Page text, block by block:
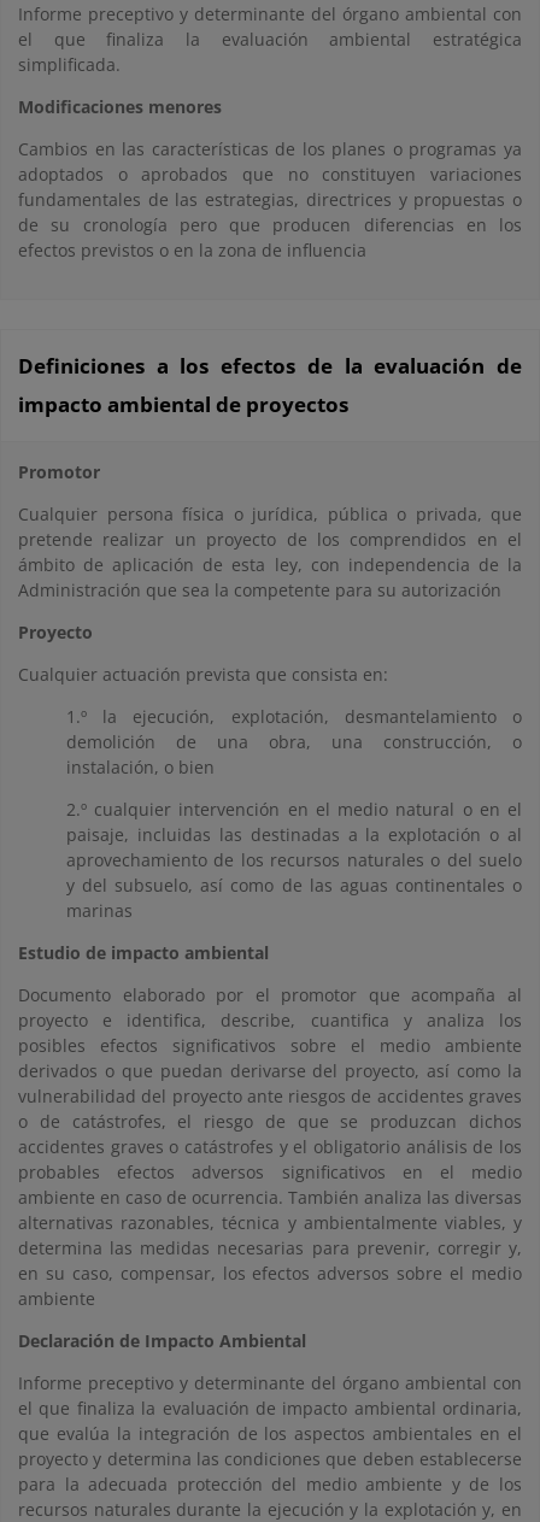
Informe preceptivo y determinante del órgano ambiental con
el que finaliza la evaluación ambiental estratégica
simplificada.
Modificaciones menores
Cambios en las características de los planes o programas ya
adoptados o aprobados que no constituyen variaciones
fundamentales de las estrategias, directrices y propuestas o
de su cronología pero que producen diferencias en los
efectos previstos o en la zona de influencia
Definiciones a los efectos de la evaluación de
impacto ambiental de proyectos
Promotor
Cualquier persona física o jurídica, pública o privada, que
pretende realizar un proyecto de los comprendidos en el
ámbito de aplicación de esta ley, con independencia de la
Administración que sea la competente para su autorización
Proyecto
Cualquier actuación prevista que consista en:
1.º la ejecución, explotación, desmantelamiento o
demolición de una obra, una construcción, o
instalación, o bien
2.º cualquier intervención en el medio natural o en el
paisaje, incluidas las destinadas a la explotación o al
aprovechamiento de los recursos naturales o del suelo
y del subsuelo, así como de las aguas continentales o
marinas
Estudio de impacto ambiental
Documento elaborado por el promotor que acompaña al
proyecto e identifica, describe, cuantifica y analiza los
posibles efectos significativos sobre el medio ambiente
derivados o que puedan derivarse del proyecto, así como la
vulnerabilidad del proyecto ante riesgos de accidentes graves
o de catástrofes, el riesgo de que se produzcan dichos
accidentes graves o catástrofes y el obligatorio análisis de los
probables efectos adversos significativos en el medio
ambiente en caso de ocurrencia. También analiza las diversas
alternativas razonables, técnica y ambientalmente viables, y
determina las medidas necesarias para prevenir, corregir y,
en su caso, compensar, los efectos adversos sobre el medio
ambiente
Declaración de Impacto Ambiental
Informe preceptivo y determinante del órgano ambiental con
el que finaliza la evaluación de impacto ambiental ordinaria,
que evalúa la integración de los aspectos ambientales en el
proyecto y determina las condiciones que deben establecerse
para la adecuada protección del medio ambiente y de los
recursos naturales durante la ejecución y la explotación y, en